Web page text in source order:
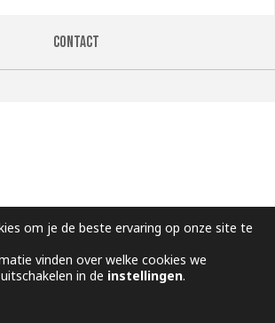
Contact
om je de beste ervaring op onze site te
vinden over welke cookies we
in de instellingen.